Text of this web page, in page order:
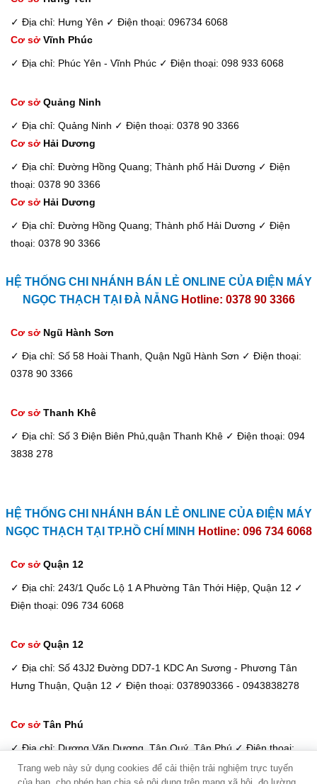
✓ Địa chỉ: Hưng Yên ✓ Điện thoại: 096734 6068
Cơ sở Vĩnh Phúc
✓ Địa chỉ: Phúc Yên - Vĩnh Phúc ✓ Điện thoại: 098 933 6068
Cơ sở Quảng Ninh
✓ Địa chỉ: Quảng Ninh ✓ Điện thoại: 0378 90 3366
Cơ sở Hải Dương
✓ Địa chỉ: Đường Hồng Quang; Thành phố Hải Dương ✓ Điện
thoại: 0378 90 3366
Cơ sở Hải Dương
✓ Địa chỉ: Đường Hồng Quang; Thành phố Hải Dương ✓ Điện
thoại: 0378 90 3366
HỆ THỐNG CHI NHÁNH BÁN LẺ ONLINE CỦA ĐIỆN MÁY
NGỌC THẠCH TẠI ĐÀ NẴNG Hotline: 0378 90 3366
Cơ sở Ngũ Hành Sơn
✓ Địa chỉ: Số 58 Hoài Thanh, Quận Ngũ Hành Sơn ✓ Điện thoại:
0378 90 3366
Cơ sở Thanh Khê
✓ Địa chỉ: Số 3 Điện Biên Phủ,quận Thanh Khê ✓ Điện thoại: 094
3838 278
HỆ THỐNG CHI NHÁNH BÁN LẺ ONLINE CỦA ĐIỆN MÁY
NGỌC THẠCH TẠI TP.HỒ CHÍ MINH Hotline: 096 734 6068
Cơ sở Quận 12
✓ Địa chỉ: 243/1 Quốc Lộ 1 A Phường Tân Thới Hiệp, Quận 12 ✓
Điện thoại: 096 734 6068
Cơ sở Quận 12
✓ Địa chỉ: Số 43J2 Đường DD7-1 KDC An Sương - Phương Tân
Hưng Thuận, Quận 12 ✓ Điện thoại: 0378903366 - 0943838278
Cơ sở Tân Phú
✓ Địa chỉ: Dương Văn Dương, Tân Quý, Tân Phú✓ Điện thoại:
098 933 6068 / 033 885 6600
Trang web này sử dụng cookies để cải thiện trải nghiệm trực tuyến